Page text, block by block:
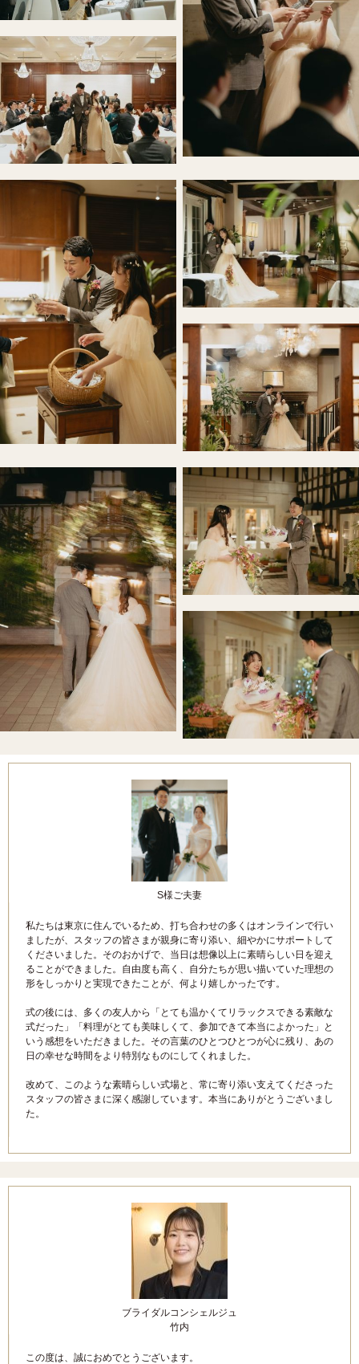
S様ご夫妻
私たちは東京に住んでいるため、打ち合わせの多くはオンラインで行い
ましたが、スタッフの皆さまが親身に寄り添い、細やかにサポートして
くださいました。そのおかげで、当日は想像以上に素晴らしい日を迎え
ることができました。自由度も高く、自分たちが思い描いていた理想の
形をしっかりと実現できたことが、何より嬉しかったです。
式の後には、多くの友人から「とても温かくてリラックスできる素敵な
式だった」「料理がとても美味しくて、参加できて本当によかった」と
いう感想をいただきました。その言葉のひとつひとつが心に残り、あの
日の幸せな時間をより特別なものにしてくれました。
改めて、このような素晴らしい式場と、常に寄り添い支えてくださった
スタッフの皆さまに深く感謝しています。本当にありがとうございまし
た。
ブライダルコンシェルジュ
竹内
この度は、誠におめでとうございます。